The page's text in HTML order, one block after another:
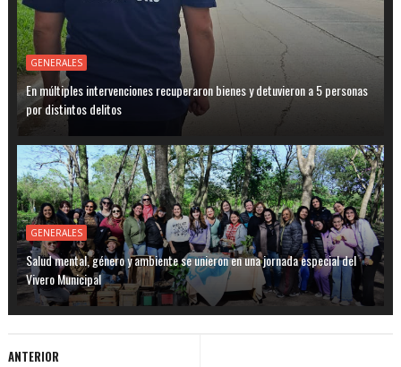
GENERALES
En múltiples intervenciones recuperaron bienes y detuvieron a 5 personas
por distintos delitos
GENERALES
Salud mental, género y ambiente se unieron en una jornada especial del
Vivero Municipal
ANTERIOR